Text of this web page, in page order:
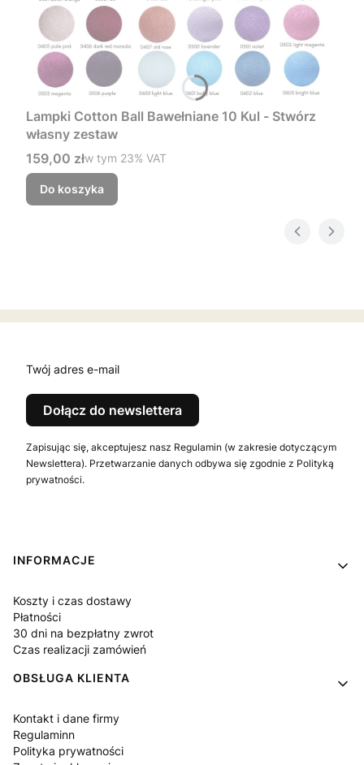
Lampki Cotton Ball Bawełniane 10 Kul - Stwórz
własny zestaw
Cena brutto
159,00 złw tym %s VAT
w tym 23% VAT
Do koszyka
Twój adres e-mail
Dołącz do newslettera
Zapisując się, akceptujesz nasz Regulamin (w zakresie dotyczącym
Newslettera). Przetwarzanie danych odbywa się zgodnie z Polityką
prywatności.
Linki w stopce
INFORMACJE
Koszty i czas dostawy
Płatności
30 dni na bezpłatny zwrot
Czas realizacji zamówień
OBSŁUGA KLIENTA
Kontakt i dane firmy
Regulaminn
Polityka prywatności